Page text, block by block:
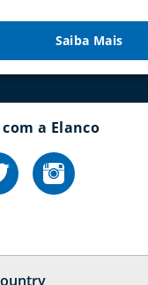
Saiba Mais
a Elanco